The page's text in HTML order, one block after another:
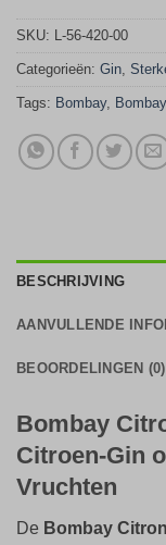
SKU: L-56-420-00
Categorieën: Gin,
Tags: Bombay,
BESCHRIJVING
AANVULLENDE
BEOORDELINGEN (0)
Bombay
Citroen-Gin
Vruchten
De Bombay